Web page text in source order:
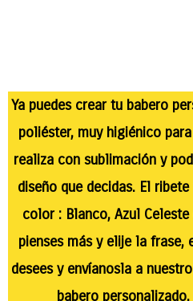
Ya puedes crear tu babero
poliéster, muy higiénico
realiza con sublimación y
diseño que decidas. El
color : Blanco, Azul
pienses más y elije la frase,
desees y envíanosla a
babero